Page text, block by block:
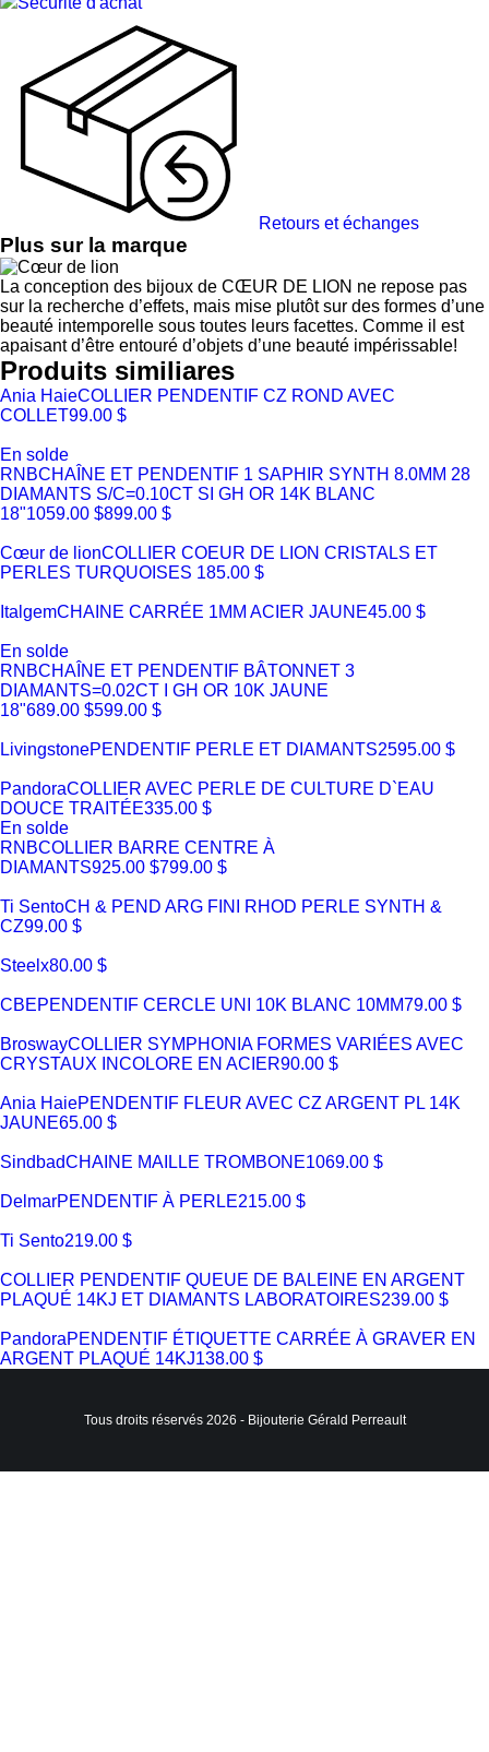
Retours et échanges
Plus sur la marque
La conception des bijoux de CŒUR DE LION ne repose pas
sur la recherche d’effets, mais mise plutôt sur des formes d’une
beauté intemporelle sous toutes leurs facettes. Comme il est
apaisant d’être entouré d’objets d’une beauté impérissable!
Produits similiares
Ania HaieCOLLIER PENDENTIF CZ ROND AVEC
COLLET99.00 $
En solde
RNBCHAÎNE ET PENDENTIF 1 SAPHIR SYNTH 8.0MM 28
DIAMANTS S/C=0.10CT SI GH OR 14K BLANC
18"1059.00 $899.00 $
Cœur de lionCOLLIER COEUR DE LION CRISTALS ET
PERLES TURQUOISES 185.00 $
ItalgemCHAINE CARRÉE 1MM ACIER JAUNE45.00 $
En solde
RNBCHAÎNE ET PENDENTIF BÂTONNET 3
DIAMANTS=0.02CT I GH OR 10K JAUNE
18"689.00 $599.00 $
LivingstonePENDENTIF PERLE ET DIAMANTS2595.00 $
PandoraCOLLIER AVEC PERLE DE CULTURE D`EAU
DOUCE TRAITÉE335.00 $
En solde
RNBCOLLIER BARRE CENTRE À
DIAMANTS925.00 $799.00 $
Ti SentoCH & PEND ARG FINI RHOD PERLE SYNTH &
CZ99.00 $
Steelx80.00 $
CBEPENDENTIF CERCLE UNI 10K BLANC 10MM79.00 $
BroswayCOLLIER SYMPHONIA FORMES VARIÉES AVEC
CRYSTAUX INCOLORE EN ACIER90.00 $
Ania HaiePENDENTIF FLEUR AVEC CZ ARGENT PL 14K
JAUNE65.00 $
SindbadCHAINE MAILLE TROMBONE1069.00 $
DelmarPENDENTIF À PERLE215.00 $
Ti Sento219.00 $
COLLIER PENDENTIF QUEUE DE BALEINE EN ARGENT
PLAQUÉ 14KJ ET DIAMANTS LABORATOIRES239.00 $
PandoraPENDENTIF ÉTIQUETTE CARRÉE À GRAVER EN
ARGENT PLAQUÉ 14KJ138.00 $
Tous droits réservés 2026 - Bijouterie Gérald Perreault